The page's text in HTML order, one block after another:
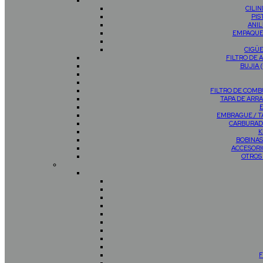
FILTRO DE
BUJIA
FILTRO DE
TAPA DE
EMBRAGUE /